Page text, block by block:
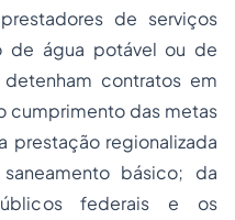
de serviços
de água potável ou de
contratos em
cumprimento das metas
prestação regionalizada
básico; da
federais e os